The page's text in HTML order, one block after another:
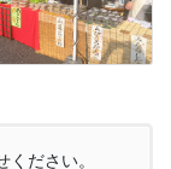
ださい。